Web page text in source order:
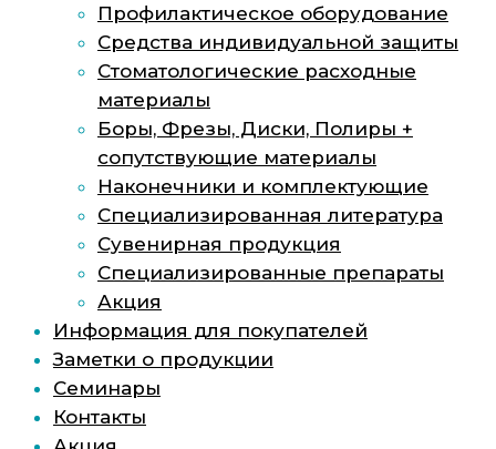
Профилактическое оборудование
Средства индивидуальной защиты
Стоматологические расходные
материалы
Боры, Фрезы, Диски, Полиры +
сопутствующие материалы
Наконечники и комплектующие
Специализированная литература
Сувенирная продукция
Специализированные препараты
Акция
Информация для покупателей
Заметки о продукции
Семинары
Контакты